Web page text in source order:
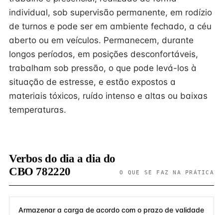
individual, sob supervisão permanente, em rodízio
de turnos e pode ser em ambiente fechado, a céu
aberto ou em veículos. Permanecem, durante
longos períodos, em posições desconfortáveis,
trabalham sob pressão, o que pode levá-los à
situação de estresse, e estão expostos a
materiais tóxicos, ruído intenso e altas ou baixas
temperaturas.
Verbos do dia a dia do
CBO 782220
O QUE SE FAZ NA PRÁTICA
Armazenar a carga de acordo com o prazo de validade